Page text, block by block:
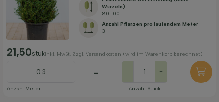
Wurzeln)
80-100
Anzahl Pflanzen pro laufendem Meter
3
21,50stukInkl. MwSt. Zzgl. Versandkosten (wird im Warenkorb berechnet)
Anzahl Meter
= - +
Anzahl Stück